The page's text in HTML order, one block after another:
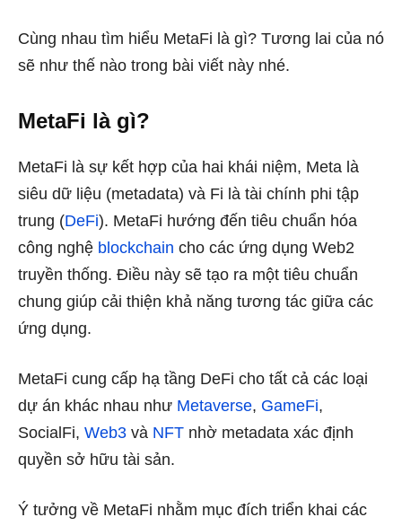
Cùng nhau tìm hiểu MetaFi là gì? Tương lai của nó
sẽ như thế nào trong bài viết này nhé.
MetaFi là gì?
MetaFi là sự kết hợp của hai khái niệm, Meta là
siêu dữ liệu (metadata) và Fi là tài chính phi tập
trung (DeFi). MetaFi hướng đến tiêu chuẩn hóa
công nghệ blockchain cho các ứng dụng Web2
truyền thống. Điều này sẽ tạo ra một tiêu chuẩn
chung giúp cải thiện khả năng tương tác giữa các
ứng dụng.
MetaFi cung cấp hạ tầng DeFi cho tất cả các loại
dự án khác nhau như Metaverse, GameFi,
SocialFi, Web3 và NFT nhờ metadata xác định
quyền sở hữu tài sản.
Ý tưởng về MetaFi nhằm mục đích triển khai các